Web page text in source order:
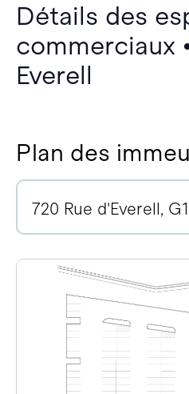
Détails des
commerciaux
Everell
Plan des
720 Rue d'Everell,